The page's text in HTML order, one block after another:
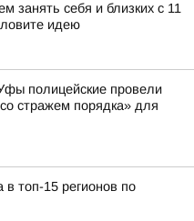
занять себя и близких с 11
идею
полицейские провели
стражем порядка» для
топ-15 регионов по